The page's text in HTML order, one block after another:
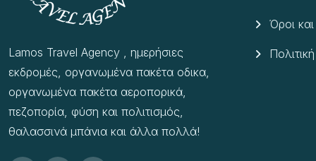
Lamos Travel Agency , ημερήσιες
εκδρομές, οργανωμένα πακέτα οδικα,
οργανωμένα πακέτα αεροπορικά,
πεζοπορία, φύση και πολιτισμός,
θαλασσινά μπάνια και άλλα πολλά!
Όροι